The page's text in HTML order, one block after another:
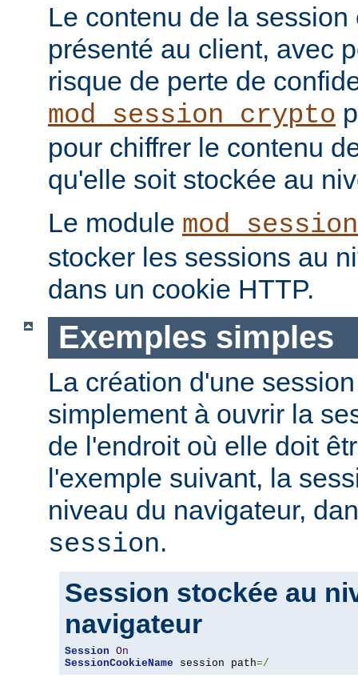
Le contenu de la
présenté au client, avec
risque de perte de
mod_session_crypto
pour chiffrer le contenu
qu'elle soit stockée au
Le module
stocker les sessions au
dans un cookie HTTP.
Exemples simples
La création d'une
simplement à ouvrir la
de l'endroit où elle doit
l'exemple suivant, la
niveau du navigateur,
session.
Session stockée au
navigateur
Session On
SessionCookieName session path=/